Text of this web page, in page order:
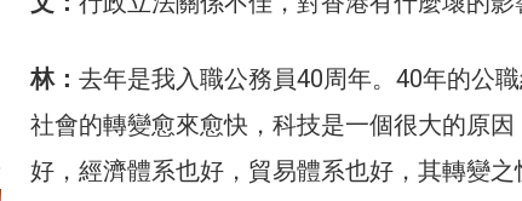
林： 去年是我入職公務員40周年。40年的公
社會的轉變愈來愈快，科技是一個很大的原
好，經濟體系也好，貿易體系也好，其轉變